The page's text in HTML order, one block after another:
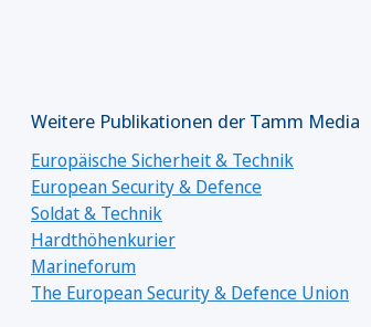
Weitere Publikationen der Tamm Media
Europäische Sicherheit & Technik
European Security & Defence
Soldat & Technik
Hardthöhenkurier
Marineforum
The European Security & Defence Union